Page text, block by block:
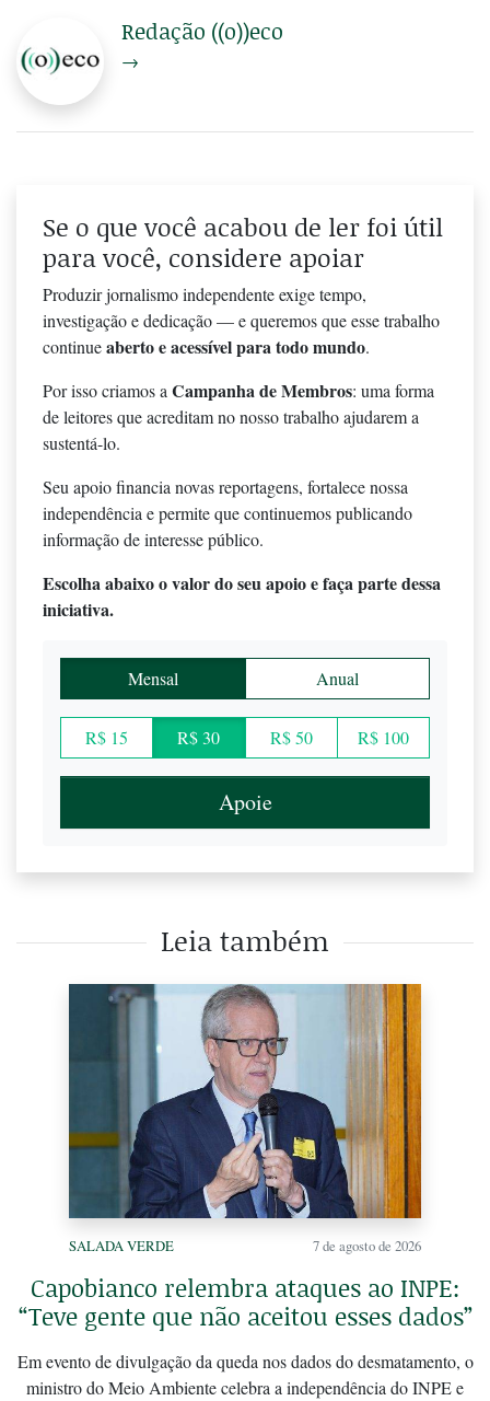
Redação ((o))eco
→
Se o que você acabou de ler foi útil
para você, considere apoiar
Produzir jornalismo independente exige tempo,
investigação e dedicação — e queremos que esse trabalho
continueaberto e acessível para todo mundo.
Por isso criamos a Campanha de Membros: uma forma
de leitores que acreditam no nosso trabalho ajudarem a
sustentá-lo.
Seu apoio financia novas reportagens, fortalece nossa
independência e permite que continuemos publicando
informação de interesse público.
Escolha abaixo o valor do seu apoio e faça parte dessa
iniciativa.
Mensal Anual
R$ 15 R$ 30 R$ 50 R$ 100
Apoie
Leia também
SALADA VERDE 7 de agosto de 2026
Capobianco relembra ataques ao INPE:
“Teve gente que não aceitou esses dados”
Em evento de divulgação da queda nos dados do desmatamento, o
ministro do Meio Ambiente celebra a independência do INPE e